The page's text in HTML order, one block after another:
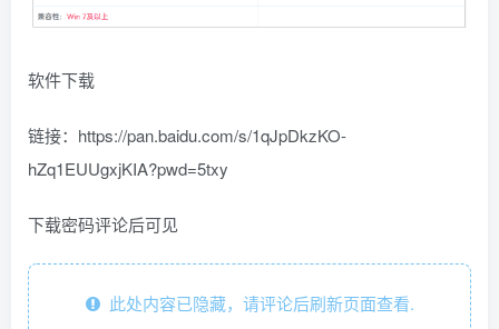
软件下载
链接：https://pan.baidu.com/s/1qJpDkzKO-
hZq1EUUgxjKIA?pwd=5txy
下载密码评论后可见
此处内容已隐藏，请评论后刷新页面查看.